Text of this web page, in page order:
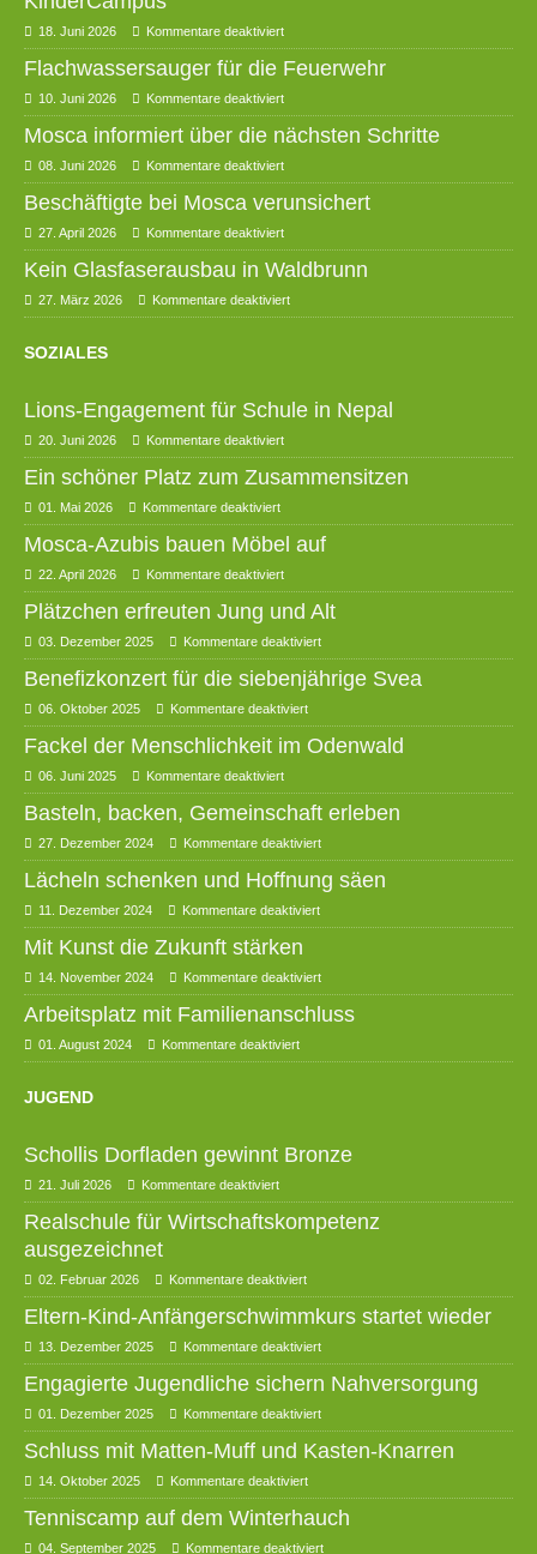
18. Juni 2026 Kommentare deaktiviert
Flachwassersauger für die Feuerwehr
10. Juni 2026 Kommentare deaktiviert
Mosca informiert über die nächsten Schritte
08. Juni 2026 Kommentare deaktiviert
Beschäftigte bei Mosca verunsichert
27. April 2026 Kommentare deaktiviert
Kein Glasfaserausbau in Waldbrunn
27. März 2026 Kommentare deaktiviert
SOZIALES
Lions-Engagement für Schule in Nepal
20. Juni 2026 Kommentare deaktiviert
Ein schöner Platz zum Zusammensitzen
01. Mai 2026 Kommentare deaktiviert
Mosca-Azubis bauen Möbel auf
22. April 2026 Kommentare deaktiviert
Plätzchen erfreuten Jung und Alt
03. Dezember 2025 Kommentare deaktiviert
Benefizkonzert für die siebenjährige Svea
06. Oktober 2025 Kommentare deaktiviert
Fackel der Menschlichkeit im Odenwald
06. Juni 2025 Kommentare deaktiviert
Basteln, backen, Gemeinschaft erleben
27. Dezember 2024 Kommentare deaktiviert
Lächeln schenken und Hoffnung säen
11. Dezember 2024 Kommentare deaktiviert
Mit Kunst die Zukunft stärken
14. November 2024 Kommentare deaktiviert
Arbeitsplatz mit Familienanschluss
01. August 2024 Kommentare deaktiviert
JUGEND
Schollis Dorfladen gewinnt Bronze
21. Juli 2026 Kommentare deaktiviert
Realschule für Wirtschaftskompetenz
ausgezeichnet
02. Februar 2026 Kommentare deaktiviert
Eltern-Kind-Anfängerschwimmkurs startet wieder
13. Dezember 2025 Kommentare deaktiviert
Engagierte Jugendliche sichern Nahversorgung
01. Dezember 2025 Kommentare deaktiviert
Schluss mit Matten-Muff und Kasten-Knarren
14. Oktober 2025 Kommentare deaktiviert
Tenniscamp auf dem Winterhauch
04. September 2025 Kommentare deaktiviert